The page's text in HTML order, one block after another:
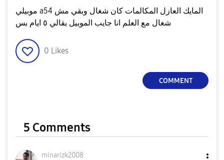
موبيلي a54 المايك العازل المكالمات كان شغال وبقي مش
0 Likes
COMMENT
5 Comments
minarizk2008